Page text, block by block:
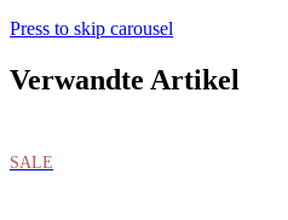
Press to skip carousel
Verwandte Artikel
SALE